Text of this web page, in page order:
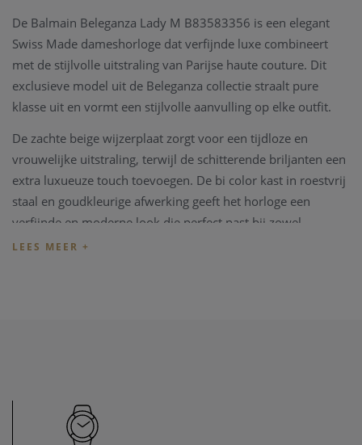
De Balmain Beleganza Lady M B83583356 is een elegant
Swiss Made dameshorloge dat verfijnde luxe combineert
met de stijlvolle uitstraling van Parijse haute couture. Dit
exclusieve model uit de Beleganza collectie straalt pure
klasse uit en vormt een stijlvolle aanvulling op elke outfit.
De zachte beige wijzerplaat zorgt voor een tijdloze en
vrouwelijke uitstraling, terwijl de schitterende briljanten een
extra luxueuze touch toevoegen. De bi color kast in roestvrij
staal en goudkleurige afwerking geeft het horloge een
verfijnde en moderne look die perfect past bij zowel
dagelijkse als feestelijke gelegenheden.
De Balmain Beleganza Lady M B83583356 is de ideale
keuze voor vrouwen die houden van stijlvolle elegantie,